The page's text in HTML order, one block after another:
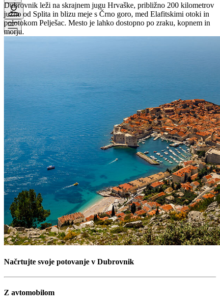
Dubrovnik leži na skrajnem jugu Hrvaške, približno 200 kilometrov
južno od Splita in blizu meje s Črno goro, med Elafitskimi otoki in
polotokom Pelješac. Mesto je lahko dostopno po zraku, kopnem in
morju.
Načrtujte svoje potovanje v Dubrovnik
Z avtomobilom